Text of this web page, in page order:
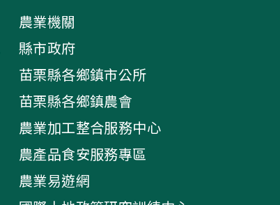
農業機關
縣市政府
苗栗縣各鄉鎮市公所
苗栗縣各鄉鎮農會
農業加工整合服務中心
農產品食安服務專區
農業易遊網